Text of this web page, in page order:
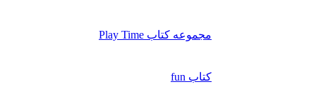
مجموعه کتاب Play Time
کتاب fun